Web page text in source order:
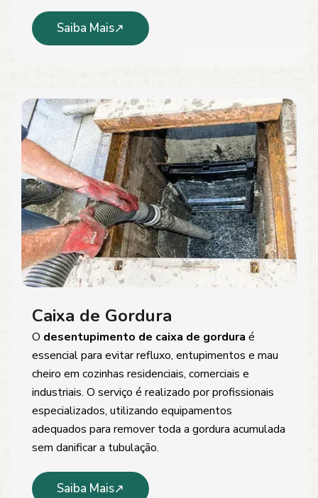
Saiba Mais
Caixa de Gordura
O desentupimento de caixa de gordura é
essencial para evitar refluxo, entupimentos e mau
cheiro em cozinhas residenciais, comerciais e
industriais. O serviço é realizado por profissionais
especializados, utilizando equipamentos
adequados para remover toda a gordura acumulada
sem danificar a tubulação.
Saiba Mais